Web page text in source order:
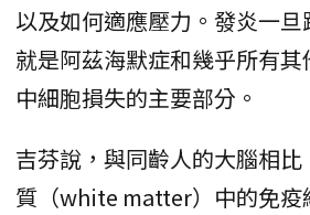
以及如何適應壓力。發炎一旦
就是阿茲海默症和幾乎所有
中細胞損失的主要部分。
吉芬說，與同齡人的大腦相
質（white matter）中的免疫